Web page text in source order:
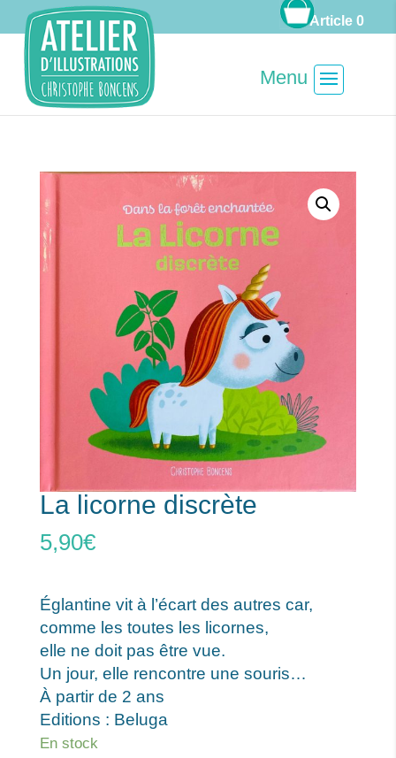
Article 0
La licorne discrète
5,90€
Églantine vit à l’écart des autres car,
comme les toutes les licornes,
elle ne doit pas être vue.
Un jour, elle rencontre une souris…
À partir de 2 ans
Editions : Beluga
En stock